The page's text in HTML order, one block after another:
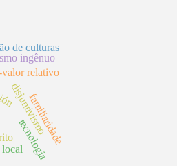
valor relativo
local
disjuntivismo
ingênuo
tecnología
familiaridade
de culturas